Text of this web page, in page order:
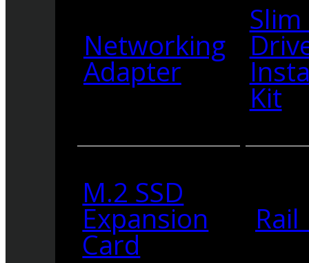
Networking
Adapter
Kit
M.2 SSD
Expansion
Card